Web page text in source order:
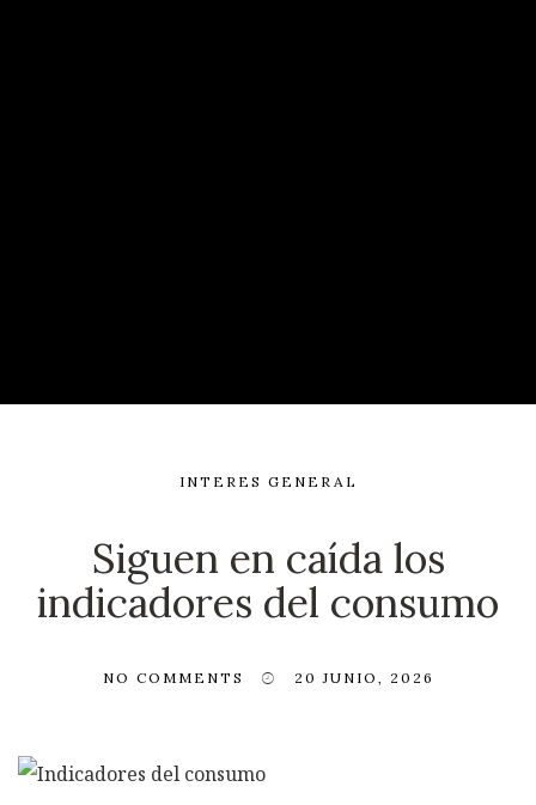
INTERES GENERAL
Siguen en caída los
indicadores del consumo
NO COMMENTS 20 JUNIO, 2026